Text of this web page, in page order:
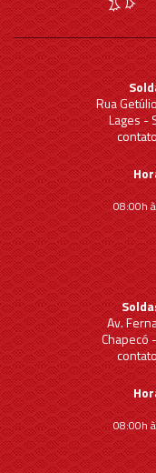
Rua
Lages -
08:00h
Av.
Chapecó
08:00h